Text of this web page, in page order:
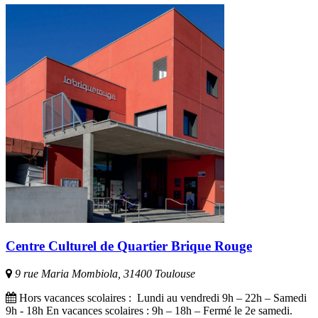
Centre Culturel de Quartier Brique Rouge
9 rue Maria Mombiola, 31400 Toulouse
Hors vacances scolaires : Lundi au vendredi 9h – 22h – Samedi
9h - 18h En vacances scolaires : 9h – 18h – Fermé le 2e samedi.